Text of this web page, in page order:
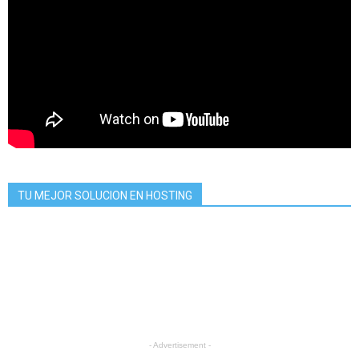
TU MEJOR SOLUCION EN HOSTING
- Advertisement -